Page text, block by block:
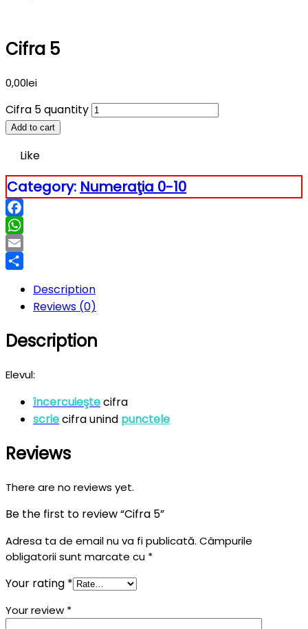
Cifra 5
0,00lei
Cifra 5 quantity
Add to cart
Like
Category: Numeraţia 0-10
Facebook
WhatsApp
Email
Description
Reviews (0)
Description
Elevul:
încercuieştecifra
scriecifra unind punctele
Reviews
There are no reviews yet.
Be the first to review “Cifra 5”
Adresa ta de email nu va fi publicată. Câmpurile
obligatorii sunt marcate cu *
Your rating *
Your review *